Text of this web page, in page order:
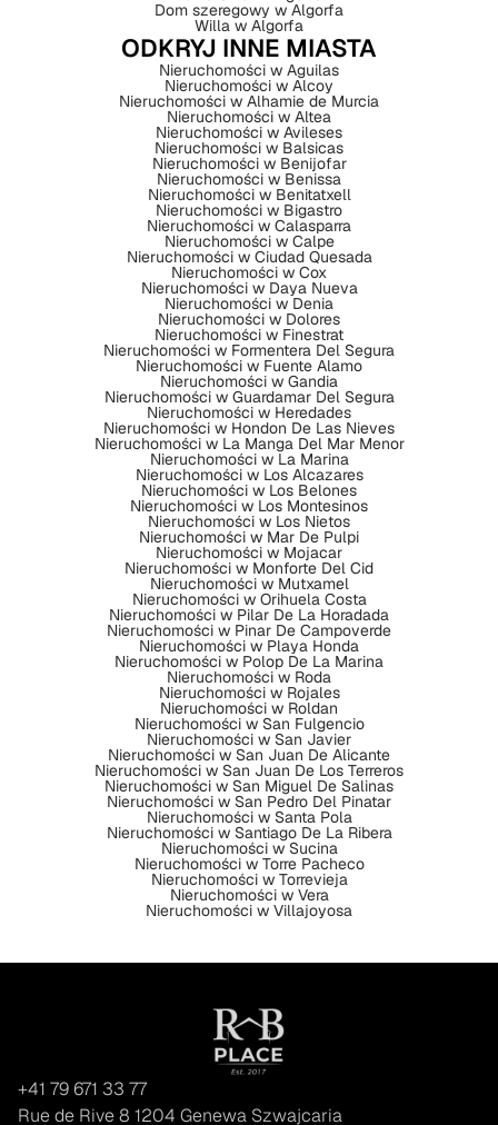
Dom szeregowy w Algorfa
Willa w Algorfa
ODKRYJ INNE MIASTA
Nieruchomości w Aguilas
Nieruchomości w Alcoy
Nieruchomości w Alhamie de Murcia
Nieruchomości w Altea
Nieruchomości w Avileses
Nieruchomości w Balsicas
Nieruchomości w Benijofar
Nieruchomości w Benissa
Nieruchomości w Benitatxell
Nieruchomości w Bigastro
Nieruchomości w Calasparra
Nieruchomości w Calpe
Nieruchomości w Ciudad Quesada
Nieruchomości w Cox
Nieruchomości w Daya Nueva
Nieruchomości w Denia
Nieruchomości w Dolores
Nieruchomości w Finestrat
Nieruchomości w Formentera Del Segura
Nieruchomości w Fuente Alamo
Nieruchomości w Gandia
Nieruchomości w Guardamar Del Segura
Nieruchomości w Heredades
Nieruchomości w Hondon De Las Nieves
Nieruchomości w La Manga Del Mar Menor
Nieruchomości w La Marina
Nieruchomości w Los Alcazares
Nieruchomości w Los Belones
Nieruchomości w Los Montesinos
Nieruchomości w Los Nietos
Nieruchomości w Mar De Pulpi
Nieruchomości w Mojacar
Nieruchomości w Monforte Del Cid
Nieruchomości w Mutxamel
Nieruchomości w Orihuela Costa
Nieruchomości w Pilar De La Horadada
Nieruchomości w Pinar De Campoverde
Nieruchomości w Playa Honda
Nieruchomości w Polop De La Marina
Nieruchomości w Roda
Nieruchomości w Rojales
Nieruchomości w Roldan
Nieruchomości w San Fulgencio
Nieruchomości w San Javier
Nieruchomości w San Juan De Alicante
Nieruchomości w San Juan De Los Terreros
Nieruchomości w San Miguel De Salinas
Nieruchomości w San Pedro Del Pinatar
Nieruchomości w Santa Pola
Nieruchomości w Santiago De La Ribera
Nieruchomości w Sucina
Nieruchomości w Torre Pacheco
Nieruchomości w Torrevieja
Nieruchomości w Vera
Nieruchomości w Villajoyosa
+41 79 671 33 77
Rue de Rive 8 1204 Genewa Szwajcaria